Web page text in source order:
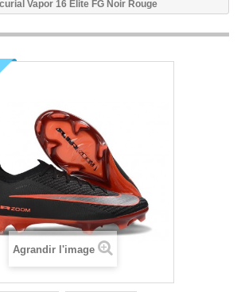
Vapor 16 Elite FG Noir Rouge
Agrandir l'image